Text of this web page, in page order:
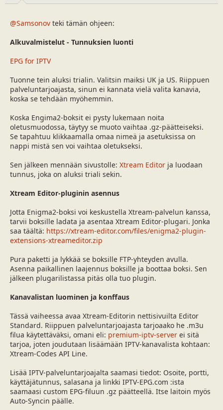
o
t
a
a
ä
ä
@Samsonov teki tämän ohjeen:
Alkuvalmistelut - Tunnuksien luonti
EPG for IPTV
Tuonne tein aluksi trialin. Valitsin maiksi UK ja US. Riippuen
palveluntarjoajasta, sinun ei kannata vielä valita kanavia,
koska se tehdään myöhemmin.
Koska Engima2-boksit ei pysty lukemaan noita
oletusmuodossa, täytyy se muoto vaihtaa .gz-päätteiseksi.
Se tapahtuu klikkaamalla omaa nimeä ja asetuksissa on
nappi mistä sen voi vaihtaa oletukseksi.
Sen jälkeen mennään sivustolle: Xtream Editor ja luodaan
tunnus, joka on aluksi triali sekin.
Xtream Editor-pluginin asennus
Jotta Enigma2-boksi voi keskustella Xtream-palvelun kanssa,
tarvii boksille ladata ja asentaa Xtream Editor-plugari. Jonka
saa täältä: https://xtream-editor.com/files/enigma2-plugin-
extensions-xtreameditor.zip
Pura paketti ja lykkää se boksille FTP-yhteyden avulla.
Asenna paikallinen laajennus boksille ja boottaa boksi. Sen
jälkeen plugarilistassa pitäs olla tuo plugin.
Kanavalistan luominen ja konffaus
Tässä vaiheessa avaa Xtream-Editorin nettisivuilta Editor
Standard. Riippuen palveluntarjoajasta tarjoaako he .m3u
filua käytettäväksi, omani eli: premium-iptv-server ei sitä
tarjoa, joten joudutaan lisäämään IPTV-kanavalista kohtaan:
Xtream-Codes API Line.
Lisää IPTV-palveluntarjoajalta saamasi tiedot: Osoite, portti,
käyttäjätunnus, salasana ja linkki IPTV-EPG.com :ista
saamaasi custom EPG-filuun .gz päätteellä. Itse laitoin myös
Auto-Syncin päälle.